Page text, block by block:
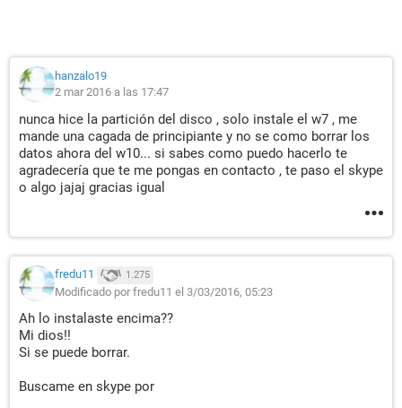
hanzalo19
2 mar 2016 a las 17:47
nunca hice la partición del disco , solo instale el w7 , me
mande una cagada de principiante y no se como borrar los
datos ahora del w10... si sabes como puedo hacerlo te
agradecería que te me pongas en contacto , te paso el skype
o algo jajaj gracias igual
fredu11 1.275
Modificado por fredu11 el 3/03/2016, 05:23
Ah lo instalaste encima??
Mi dios!!
Si se puede borrar.
Buscame en skype por